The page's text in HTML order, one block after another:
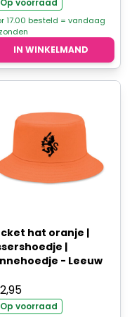
was:
€7,95.
is:
€6,36.
17.00 besteld = vandaag
IN WINKELMAND
hat oranje |
|
- Leeuw
Op voorraad